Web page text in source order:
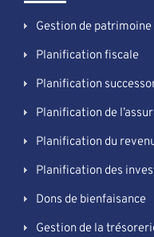
Gestion de patrimoine
Planification fiscale
Planification
Planification de
Planification du
Planification des
Dons de bienfaisance
Gestion de la